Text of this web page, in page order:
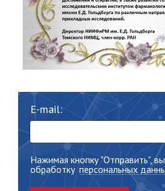
E-mail:
Нажимая кнопку "Отправить",
обработку персональных